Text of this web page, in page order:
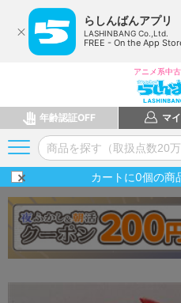
らしんばんアプリ
LASHINBANG Co.,Ltd.
FREE - On the App
アニメ系中
年齢認証OFF マ
カートに0個の商